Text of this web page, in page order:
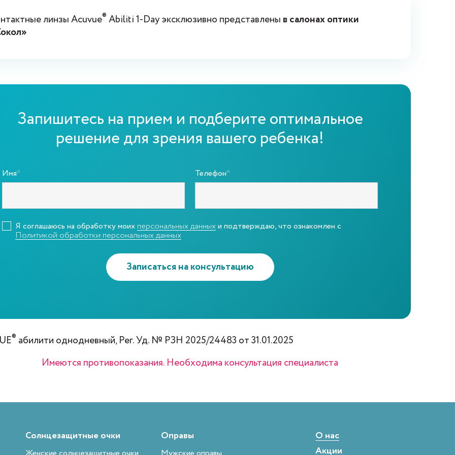
линзы Acuvue® Abiliti 1-Day эксклюзивно представлены в салонах оптики
Запишитесь на прием и подберите оптимальное
решение для зрения вашего ребенка!
Имя* Телефон*
Я соглашаюсь на обработку моих персональных данныхи подтверждаю, что ознакомлен с
Политикой обработки персональных данных
Записаться на консультацию
® абилити однодневный,Рег. Уд. № РЗН 2025/24483 от 31.01.2025
Имеются противопоказания. Необходима консультация специалиста
Солнцезащитные очки Оправы
О нас
Акции